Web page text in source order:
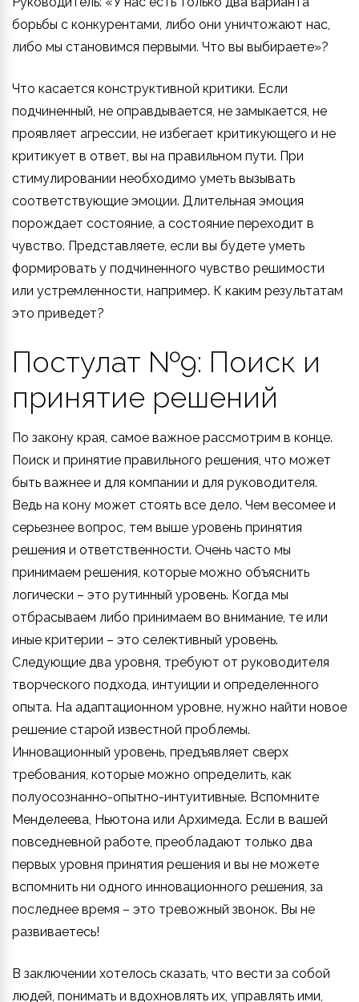
борьбы с конкурентами, либо они уничтожают нас,
либо мы становимся первыми. Что вы выбираете»?
Что касается конструктивной критики. Если
подчиненный, не оправдывается, не замыкается, не
проявляет агрессии, не избегает критикующего и не
критикует в ответ, вы на правильном пути. При
стимулировании необходимо уметь вызывать
соответствующие эмоции. Длительная эмоция
порождает состояние, а состояние переходит в
чувство. Представляете, если вы будете уметь
формировать у подчиненного чувство решимости
или устремленности, например. К каким результатам
это приведет?
Постулат №9: Поиск и
принятие решений
По закону края, самое важное рассмотрим в конце.
Поиск и принятие правильного решения, что может
быть важнее и для компании и для руководителя.
Ведь на кону может стоять все дело. Чем весомее и
серьезнее вопрос, тем выше уровень принятия
решения и ответственности. Очень часто мы
принимаем решения, которые можно объяснить
логически – это рутинный уровень. Когда мы
отбрасываем либо принимаем во внимание, те или
иные критерии – это селективный уровень.
Следующие два уровня, требуют от руководителя
творческого подхода, интуиции и определенного
опыта. На адаптационном уровне, нужно найти новое
решение старой известной проблемы.
Инновационный уровень, предъявляет сверх
требования, которые можно определить, как
полуосознанно-опытно-интуитивные. Вспомните
Менделеева, Ньютона или Архимеда. Если в вашей
повседневной работе, преобладают только два
первых уровня принятия решения и вы не можете
вспомнить ни одного инновационного решения, за
последнее время – это тревожный звонок. Вы не
развиваетесь!
В заключении хотелось сказать, что вести за собой
людей, понимать и вдохновлять их, управлять ими,